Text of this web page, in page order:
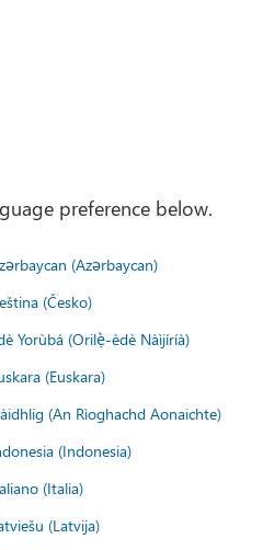
preference below.
(Azərbaycan)
(Česko)
Yorùbá (Orilẹ̀-èdè Nàìjíríà)
(Euskara)
(An Rìoghachd Aonaichte)
(Indonesia)
(Italia)
(Latvija)